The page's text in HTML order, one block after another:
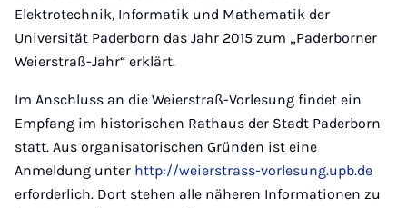
Elektrotechnik, Informatik und Mathematik der
Universität Paderborn das Jahr 2015 zum „Paderborner
Weierstraß-Jahr“ erklärt.
Im Anschluss an die Weierstraß-Vorlesung findet ein
Empfang im historischen Rathaus der Stadt Paderborn
statt. Aus organisatorischen Gründen ist eine
Anmeldung unter http://weierstrass-vorlesung.upb.de
erforderlich. Dort stehen alle näheren Informationen zu